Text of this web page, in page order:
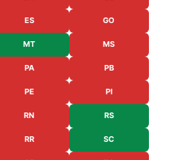
ES GO
MT MS
PA PB
PE PI
RN RS
RR SC